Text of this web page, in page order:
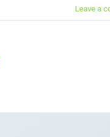
Leave a